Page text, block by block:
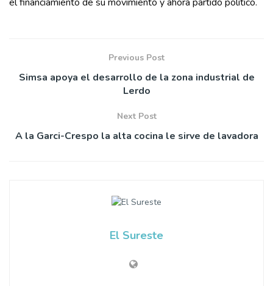
Previous Post
Simsa apoya el desarrollo de la zona industrial de
Lerdo
Next Post
A la Garci-Crespo la alta cocina le sirve de lavadora
El Sureste